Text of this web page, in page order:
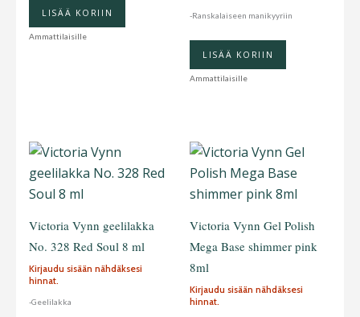
LISÄÄ KORIIN
Ammattilaisille
-Ranskalaiseen manikyyriin
LISÄÄ KORIIN
Ammattilaisille
Victoria Vynn geelilakka
No. 328 Red Soul 8 ml
Kirjaudu sisään nähdäksesi
hinnat.
-Geelilakka
Victoria Vynn Gel Polish
Mega Base shimmer pink
8ml
Kirjaudu sisään nähdäksesi
hinnat.